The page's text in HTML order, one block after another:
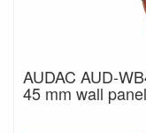
AUDAC AUD-
45 mm wall panel